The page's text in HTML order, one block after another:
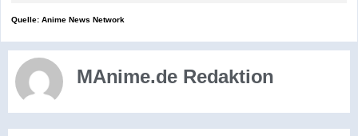
Quelle: Anime News Network
MAnime.de Redaktion